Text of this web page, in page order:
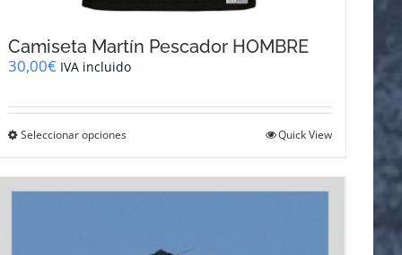
Camiseta Martín Pescador HOMBRE
30,00€ IVA incluido
Seleccionar opcionesEste
múltiples
Quick View